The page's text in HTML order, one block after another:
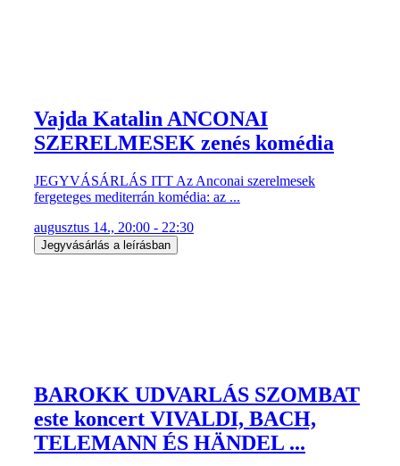
Vajda Katalin ANCONAI
SZERELMESEK zenés komédia
JEGYVÁSÁRLÁS ITT Az Anconai szerelmesek
fergeteges mediterrán komédia: az ...
augusztus 14., 20:00 - 22:30
Jegyvásárlás a leírásban
BAROKK UDVARLÁS SZOMBAT
este koncert VIVALDI, BACH,
TELEMANN ÉS HÄNDEL ...